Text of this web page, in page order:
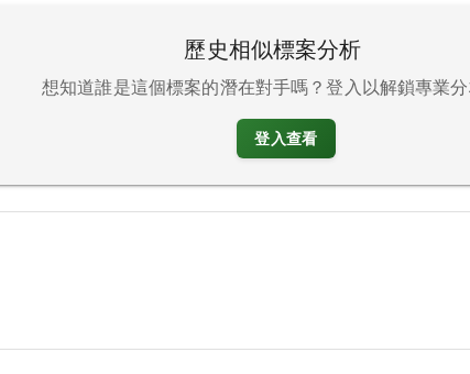
歷史相似標案分析
想知道誰是這個標案的潛在對手嗎？登入以解鎖專業
登入查看